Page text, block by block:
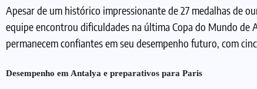
Apesar de um histórico impressionante de 27 medalhas de
equipe encontrou dificuldades na última Copa do Mundo de
permanecem confiantes em seu desempenho futuro, com
Desempenho em Antalya e preparativos para Paris